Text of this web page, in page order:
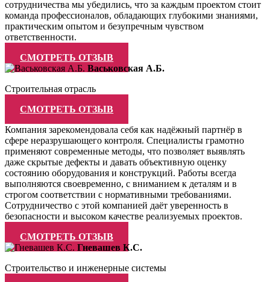
сотрудничества мы убедились, что за каждым проектом стоит
команда профессионалов, обладающих глубокими знаниями,
практическим опытом и безупречным чувством
ответственности.
СМОТРЕТЬ ОТЗЫВ
Васьковская А.Б.
Строительная отрасль
СМОТРЕТЬ ОТЗЫВ
Компания зарекомендовала себя как надёжный партнёр в
сфере неразрушающего контроля. Специалисты грамотно
применяют современные методы, что позволяет выявлять
даже скрытые дефекты и давать объективную оценку
состоянию оборудования и конструкций. Работы всегда
выполняются своевременно, с вниманием к деталям и в
строгом соответствии с нормативными требованиями.
Сотрудничество с этой компанией даёт уверенность в
безопасности и высоком качестве реализуемых проектов.
СМОТРЕТЬ ОТЗЫВ
Гневашев К.С.
Строительство и инженерные системы